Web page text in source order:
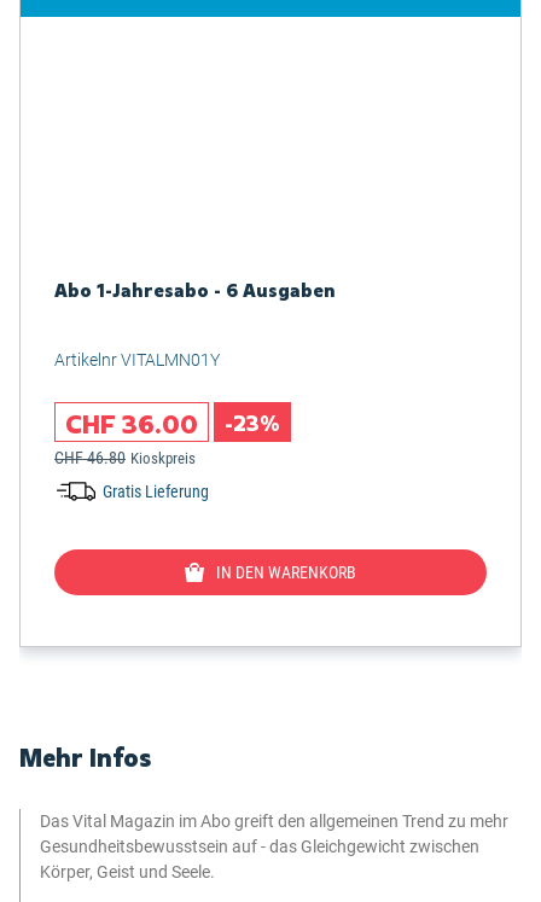
Abo 1-Jahresabo - 6 Ausgaben
Artikelnr VITALMN01Y
CHF 36.00 -23%
CHF 46.80 Kioskpreis
Gratis Lieferung
IN DEN WARENKORB
Mehr Infos
Das Vital Magazin im Abo greift den allgemeinen Trend zu mehr
Gesundheitsbewusstsein auf - das Gleichgewicht zwischen
Körper, Geist und Seele.